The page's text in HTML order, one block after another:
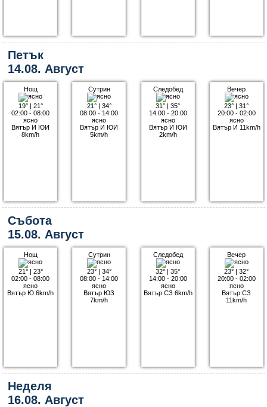
Петък
14.08. Август
Нощ
19°| 21°
02:00 - 08:00
ясно
Вятър И ЮИ
8km/h
Сутрин
21°| 34°
08:00 - 14:00
ясно
Вятър И ЮИ
5km/h
Следобед
31° |35°
14:00 - 20:00
ясно
Вятър И ЮИ
2km/h
Вечер
23° |31°
20:00 - 02:00
ясно
Вятър И 11km/h
Събота
15.08. Август
Нощ
21°| 23°
02:00 - 08:00
ясно
Вятър Ю 6km/h
Сутрин
23°| 34°
08:00 - 14:00
ясно
Вятър ЮЗ
7km/h
Следобед
32° |35°
14:00 - 20:00
ясно
Вятър СЗ 6km/h
Вечер
23° |32°
20:00 - 02:00
ясно
Вятър СЗ
11km/h
Неделя
16.08. Август